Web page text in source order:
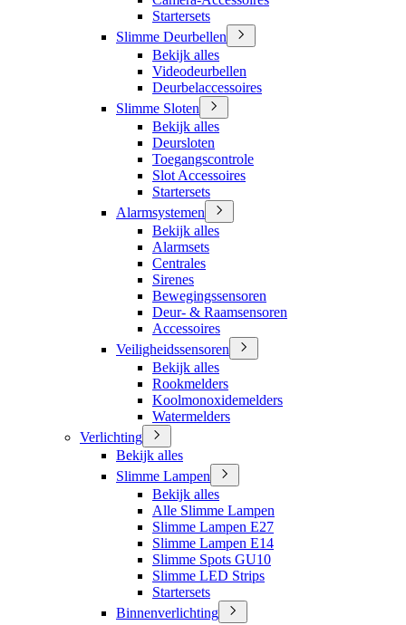
Startersets
Slimme Deurbellen
Bekijk alles
Videodeurbellen
Deurbelaccessoires
Slimme Sloten
Bekijk alles
Deursloten
Toegangscontrole
Slot Accessoires
Startersets
Alarmsystemen
Bekijk alles
Alarmsets
Centrales
Sirenes
Bewegingssensoren
Deur- & Raamsensoren
Accessoires
Veiligheidssensoren
Bekijk alles
Rookmelders
Koolmonoxidemelders
Watermelders
Verlichting
Bekijk alles
Slimme Lampen
Bekijk alles
Alle Slimme Lampen
Slimme Lampen E27
Slimme Lampen E14
Slimme Spots GU10
Slimme LED Strips
Startersets
Binnenverlichting